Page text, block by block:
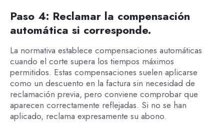
Paso 4: Reclamar la compensación
automática si corresponde.
La normativa establece compensaciones automáticas
cuando el corte supera los tiempos máximos
permitidos. Estas compensaciones suelen aplicarse
como un descuento en la factura sin necesidad de
reclamación previa, pero conviene comprobar que
aparecen correctamente reflejadas. Si no se han
aplicado, reclama expresamente su abono.